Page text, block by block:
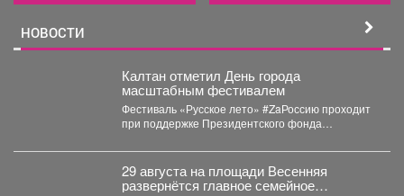
НОВОСТИ
Калтан отметил День города
масштабным фестивалем
Фестиваль «Русское лето» #ZaРоссию проходит
при поддержке Президентского фонда
около 6...
29 августа на площади Весенняя
развернётся главное семейное